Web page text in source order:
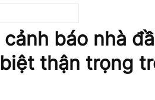
báo nhà
thận trọng